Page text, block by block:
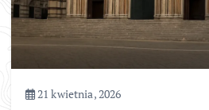
21 kwietnia, 2026